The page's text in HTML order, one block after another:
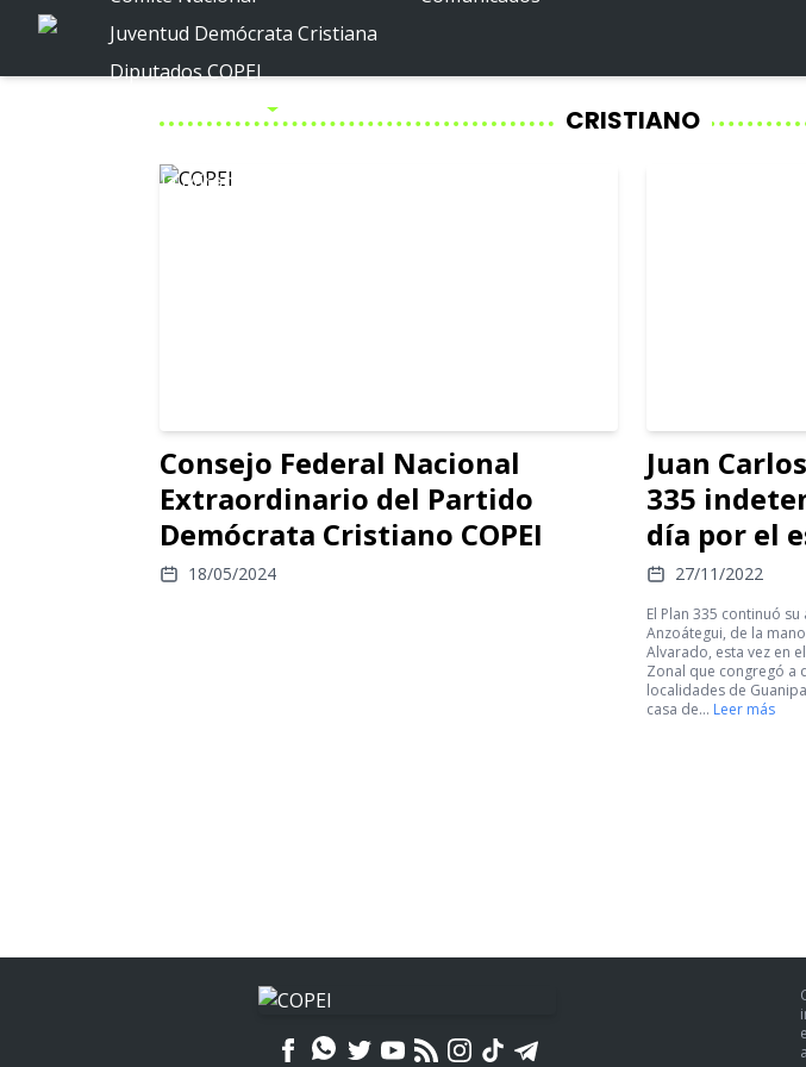
Juventud Demócrata Cristiana
Diputados COPEI
Por la Miranda posible
CRISTIANO
Consejo Federal Nacional
Extraordinario del Partido
Demócrata Cristiano COPEI
18/05/2024
Juan
335
día por el
27/11/2022
El Plan 335 continuó
Anzoátegui, de la
Alvarado, esta vez en
Zonal que congregó a
localidades de
casa de… Leer más